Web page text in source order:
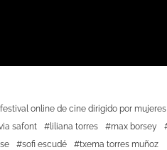
festival online de cine dirigido por mujeres
safont liliana torres max borsey
sofi escudé txema torres muñoz